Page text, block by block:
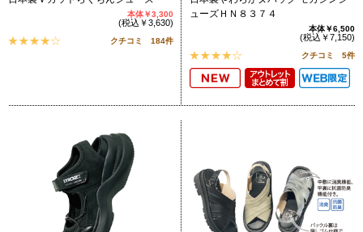
本体￥3,300
(税込￥3,630)
クチコミ 184件
ューズＨＮ８３７４
本体￥6,500
(税込￥7,150)
クチコミ 5件